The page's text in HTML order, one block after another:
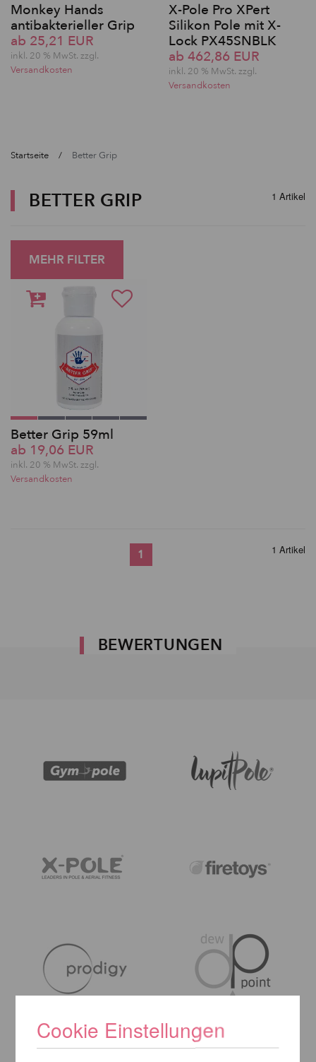
Monkey Hands
antibakterieller Grip
ab 25,21 EUR
inkl. 20 % MwSt. zzgl.
Versandkosten
X-Pole Pro XPert
Silikon Pole mit X-
Lock PX45SNBLK
ab 462,86 EUR
inkl. 20 % MwSt. zzgl.
Versandkosten
Startseite Better Grip
BETTER GRIP 1 Artikel
MEHR FILTER
Better Grip 59ml
ab 19,06 EUR
inkl. 20 % MwSt. zzgl.
Versandkosten
1 1 Artikel
BEWERTUNGEN
Cookie Einstellungen